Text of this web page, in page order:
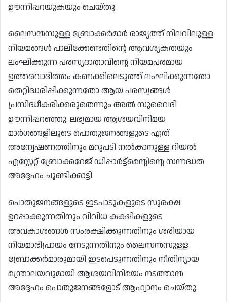
ഊന്നിപ്പറയുകയും ചെയ്തു.
ലൈസൻസുള്ള ബ്രോക്കർമാർ രാജ്യത്ത് നിലവിലുള്ള
നിയമങ്ങൾ പാലിക്കേണ്ടതിന്റെ ആവശ്യകതയും
ലംഘിക്കുന്ന പരസ്യദാതാവിന്റെ നിയമപരമായ
ഉത്തരവാദിത്തം കണക്കിലെടുത്ത് ലംഘിക്കുന്നതോ
തെറ്റിദ്ധരിപ്പിക്കുന്നതോ ആയ പരസ്യങ്ങൾ
പ്രസിദ്ധീകരിക്കരുതെന്നും അൽ സുവൈദി
ഊന്നിപ്പറഞ്ഞു. ലഭ്യമായ ആശയവിനിമയ
മാർഗങ്ങളിലൂടെ പൊതുജനങ്ങളുടെ ഏത്
അന്വേഷണത്തിനും മറുപടി നൽകാനുള്ള റിയൽ
എസ്റ്റേറ്റ് ബ്രോക്കറേജ് ഡിപ്പാർട്ട്‌മെന്റിന്റെ സന്നദ്ധത
അദ്ദേഹം ചൂണ്ടിക്കാട്ടി.
പൊതുജനങ്ങളുടെ ഇടപാടുകളുടെ സുരക്ഷ
ഉറപ്പാക്കുന്നതിനും വിവിധ കക്ഷികളുടെ
അവകാശങ്ങൾ സംരക്ഷിക്കുന്നതിനും ശരിയായ
നിയമാഭിപ്രായം നേടുന്നതിനും ലൈസൻസുള്ള
ബ്രോക്കർമാരുമായി ഇടപെടുന്നതിനും നീതിന്യായ
മന്ത്രാലയവുമായി ആശയവിനിമയം നടത്താൻ
അദ്ദേഹം പൊതുജനങ്ങളോട് ആഹ്വാനം ചെയ്തു.